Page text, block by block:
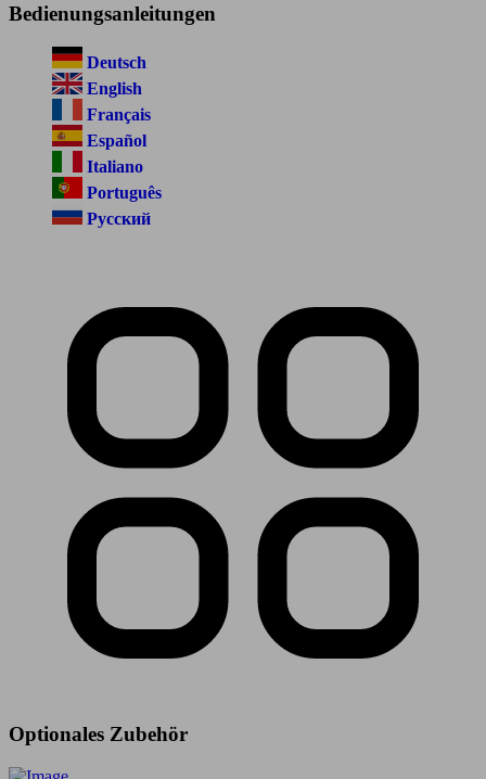
Bedienungsanleitungen
Deutsch
English
Français
Español
Italiano
Português
Русский
Optionales Zubehör